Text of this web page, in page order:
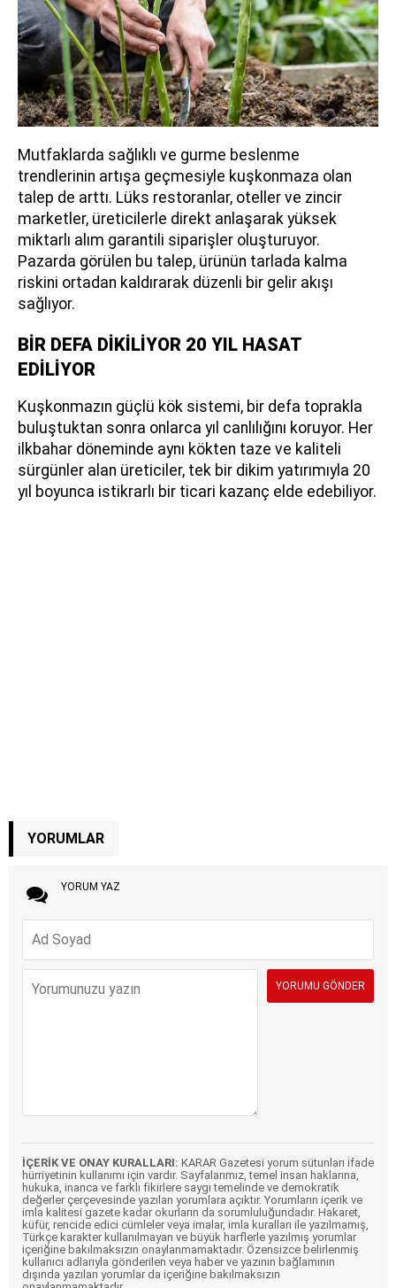
Mutfaklarda sağlıklı ve gurme beslenme
trendlerinin artışa geçmesiyle kuşkonmaza olan
talep de arttı. Lüks restoranlar, oteller ve zincir
marketler, üreticilerle direkt anlaşarak yüksek
miktarlı alım garantili siparişler oluşturuyor.
Pazarda görülen bu talep, ürünün tarlada kalma
riskini ortadan kaldırarak düzenli bir gelir akışı
sağlıyor.
BİR DEFA DİKİLİYOR 20 YIL HASAT
EDİLİYOR
Kuşkonmazın güçlü kök sistemi, bir defa toprakla
buluştuktan sonra onlarca yıl canlılığını koruyor. Her
ilkbahar döneminde aynı kökten taze ve kaliteli
sürgünler alan üreticiler, tek bir dikim yatırımıyla 20
yıl boyunca istikrarlı bir ticari kazanç elde edebiliyor.
YORUMLAR
YORUM YAZ
İÇERİK VE ONAY KURALLARI: KARAR Gazetesi yorum sütunları ifade
hürriyetinin kullanımı için vardır. Sayfalarımız, temel insan haklarına,
hukuka, inanca ve farklı fikirlere saygı temelinde ve demokratik
değerler çerçevesinde yazılan yorumlara açıktır. Yorumların içerik ve
imla kalitesi gazete kadar okurların da sorumluluğundadır. Hakaret,
küfür, rencide edici cümleler veya imalar, imla kuralları ile yazılmamış,
Türkçe karakter kullanılmayan ve büyük harflerle yazılmış yorumlar
içeriğine bakılmaksızın onaylanmamaktadır. Özensizce belirlenmiş
kullanıcı adlarıyla gönderilen veya haber ve yazının bağlamının
dışında yazılan yorumlar da içeriğine bakılmaksızın